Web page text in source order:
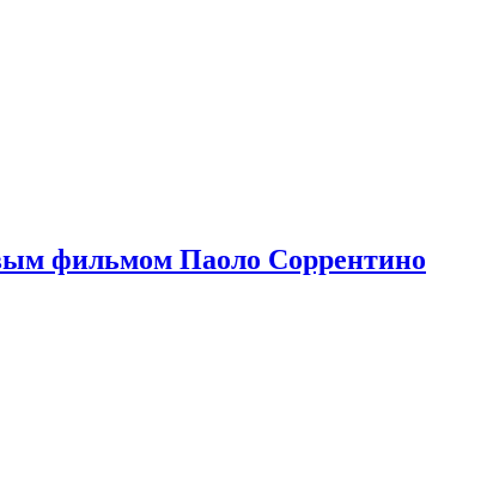
фильмом Паоло Соррентино